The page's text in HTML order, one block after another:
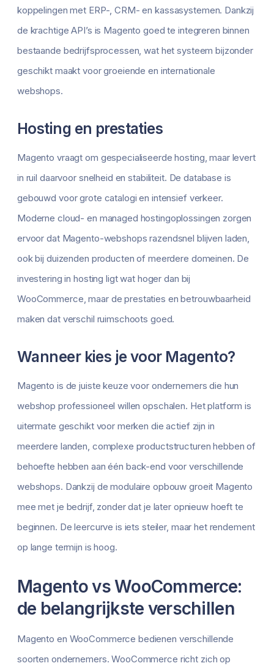
koppelingen met ERP-, CRM- en kassasystemen. Dankzij
de krachtige API’s is Magento goed te integreren binnen
bestaande bedrijfsprocessen, wat het systeem bijzonder
geschikt maakt voor groeiende en internationale
webshops.
Hosting en prestaties
Magento vraagt om gespecialiseerde hosting, maar levert
in ruil daarvoor snelheid en stabiliteit. De database is
gebouwd voor grote catalogi en intensief verkeer.
Moderne cloud- en managed hostingoplossingen zorgen
ervoor dat Magento-webshops razendsnel blijven laden,
ook bij duizenden producten of meerdere domeinen. De
investering in hosting ligt wat hoger dan bij
WooCommerce, maar de prestaties en betrouwbaarheid
maken dat verschil ruimschoots goed.
Wanneer kies je voor Magento?
Magento is de juiste keuze voor ondernemers die hun
webshop professioneel willen opschalen. Het platform is
uitermate geschikt voor merken die actief zijn in
meerdere landen, complexe productstructuren hebben of
behoefte hebben aan één back-end voor verschillende
webshops. Dankzij de modulaire opbouw groeit Magento
mee met je bedrijf, zonder dat je later opnieuw hoeft te
beginnen. De leercurve is iets steiler, maar het rendement
op lange termijn is hoog.
Magento vs WooCommerce:
de belangrijkste verschillen
Magento en WooCommerce bedienen verschillende
soorten ondernemers. WooCommerce richt zich op